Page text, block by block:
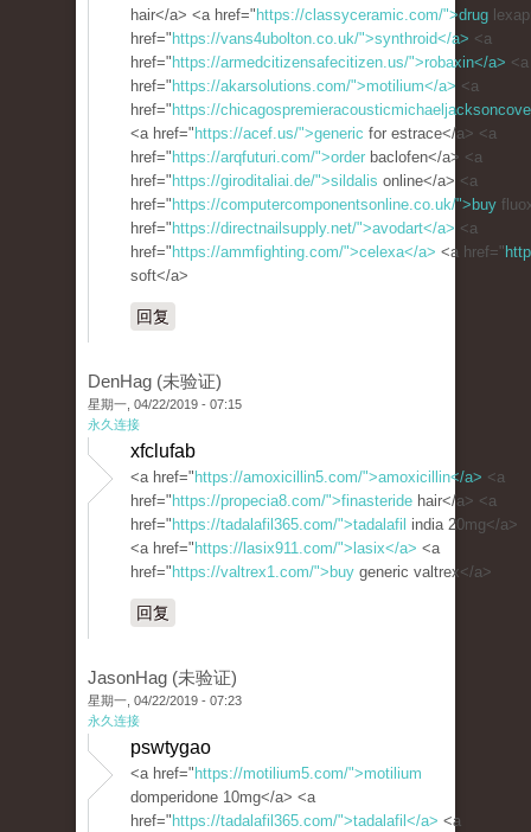
hair</a> <a href=" https://classyceramic.com/">drug
href=" https://vans4ubolton.co.uk/">synthroid</a> <a
href=" https://armedcitizensafecitizen.us/">robaxin</a> <a
href=" https://akarsolutions.com/">motilium</a> <a
href=" https://
<a href=" https://acef.us/">generic for estrace</a> <a
href=" https://arqfuturi.com/">order baclofen</a> <a
href=" https://giroditaliai.de/">sildalis online</a> <a
href=" https://computercomponentsonline.co.uk/">buy
href=" https://directnailsupply.net/">avodart</a> <a
href=" https://ammfighting.com/">celexa</a> <a href="
soft</a>
回复
DenHag (未验证)
星期一, 04/22/2019 - 07:15
永久连接
xfclufab
<a href=" https://amoxicillin5.com/">amoxicillin</a> <a
href=" https://propecia8.com/">finasteride hair</a> <a
href=" https://tadalafil365.com/">tadalafil india 20mg</a>
<a href=" https://lasix911.com/">lasix</a> <a
href=" https://valtrex1.com/">buy generic valtrex</a>
回复
JasonHag (未验证)
星期一, 04/22/2019 - 07:23
永久连接
pswtygao
<a href=" https://motilium5.com/">motilium
domperidone 10mg</a> <a
href=" https://tadalafil365.com/">tadalafil</a> <a